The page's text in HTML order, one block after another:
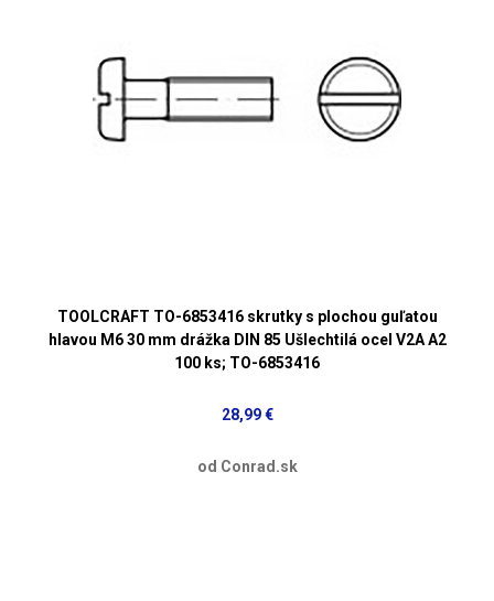
TOOLCRAFT TO-6853416 skrutky s plochou guľatou
hlavou M6 30 mm drážka DIN 85 Ušlechtilá ocel V2A A2
100 ks; TO-6853416
28,99 €
od Conrad.sk